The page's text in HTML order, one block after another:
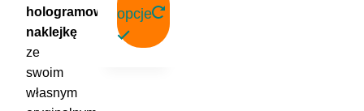
hologramową
naklejkę
ze
swoim
własnym
opcje